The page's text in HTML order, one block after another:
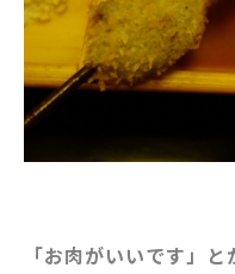
「お肉がいいです」